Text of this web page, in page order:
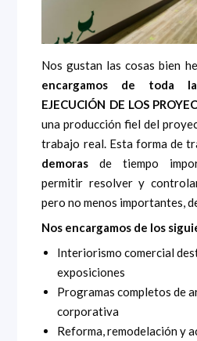
Nos gustan las cosas bien
encargamos de toda la
EJECUCIÓN DE LOS
una producción fiel del
trabajo real. Esta forma de
demoras de tiempo
permitir resolver y
pero no menos importantes,
Nos encargamos de los
Interiorismo comercial
exposiciones
Programas completos de
corporativa
Reforma, remodelación y